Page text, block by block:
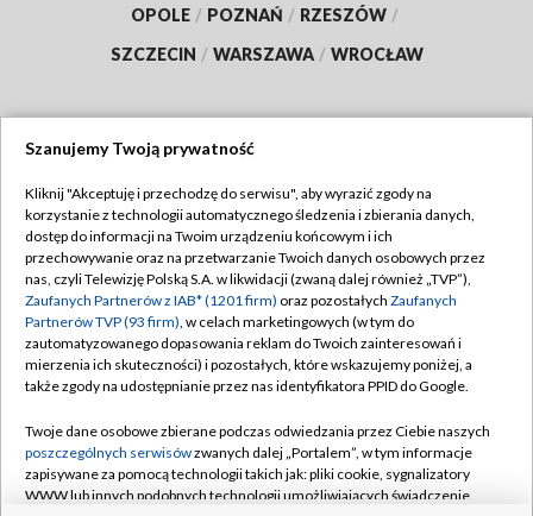
OPOLE / POZNAŃ / RZESZÓW /
SZCZECIN / WARSZAWA / WROCŁAW
TVP
Abonament TVP
Emisja w TVP
Centrum informacji TVP
Naziemna Telewizja Cyfrowa
Rada Programowa
System NOS
Regulamin TVP
Polityka prywatności
Moje zgody
Pomoc
Kontakt
Szanujemy Twoją prywatność
Kliknij "Akceptuję i przechodzę do serwisu", aby wyrazić zgody na
korzystanie z technologii automatycznego śledzenia i zbierania danych,
dostęp do informacji na Twoim urządzeniu końcowym i ich
przechowywanie oraz na przetwarzanie Twoich danych osobowych przez
nas, czyli Telewizję Polską S.A. w likwidacji (zwaną dalej również „TVP”),
Zaufanych Partnerów z IAB* (1201 firm) oraz pozostałych Zaufanych
Partnerów TVP (93 firm), w celach marketingowych (w tym do
zautomatyzowanego dopasowania reklam do Twoich zainteresowań i
mierzenia ich skuteczności) i pozostałych, które wskazujemy poniżej, a
także zgody na udostępnianie przez nas identyfikatora PPID do Google.
Twoje dane osobowe zbierane podczas odwiedzania przez Ciebie naszych
poszczególnych serwisówzwanych dalej „Portalem”, w tym informacje
zapisywane za pomocą technologii takich jak: pliki cookie, sygnalizatory
WWW lub innych podobnych technologii umożliwiających świadczenie